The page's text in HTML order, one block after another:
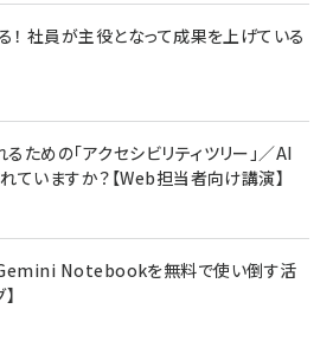
！ 社員が主役となって成果を上げている
ための「アクセシビリティツリー」／AI
ていますか？【Web担当者向け講演】
Gemini Notebookを無料で使い倒す活